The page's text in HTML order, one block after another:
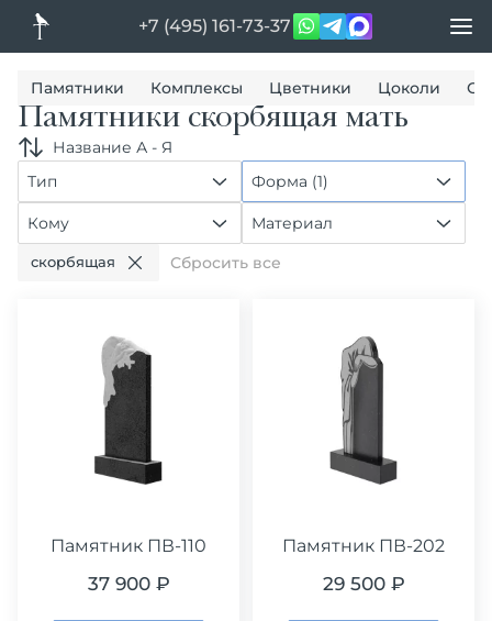
+7 (495) 161-73-37
Памятники Комплексы Цветники Цоколи
Памятники скорбящая мать
Название А - Я
Тип
Форма (1)
Кому Материал
скорбящая Сбросить все
Памятник ПВ-110
37 900 ₽
Памятник ПВ-202
29 500 ₽